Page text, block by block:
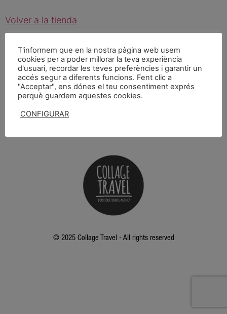
Volver a la tienda
FAQS Avís Legal Política de privacitat Política de Cookies
Sabadell: carrer jovellanos, 66 08201 ( BARCELONA)
© 2025 Collage Travel - All rights reserved
T'informem que en la nostra pàgina web usem
cookies per a poder millorar la teva experiència
d'usuari, recordar les teves preferències i garantir un
accés segur a diferents funcions. Fent clic a
"Acceptar", ens dónes el teu consentiment exprés
perquè guardem aquestes cookies.
CONFIGURAR